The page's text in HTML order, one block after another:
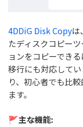
4DDiG Disk Copyは
たディスクコピー
ョンをコピーでき
移行にも対応して
り、初心者でも比
ます。
🚩主な機能: